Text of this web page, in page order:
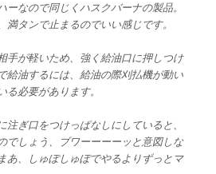
ーなので同じくハスクバーナの製品。
満タンで止まるのでいい感じです。
手が軽いため、強く給油口に押しつけ
給油するには、給油の際刈払機が動い
る必要があります。
注ぎ口をつけっぱなしにしていると、
でしょう、ブワーーーーッと意図しな
あ、しゅぽしゅぽでやるよりずっとマ